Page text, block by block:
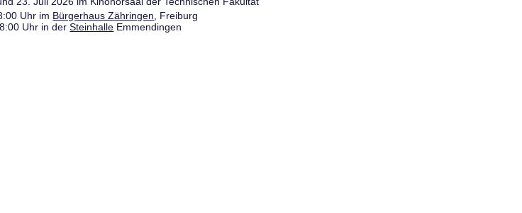
Uhr im Bürgerhaus Zähringen , Freiburg
Uhr in derSteinhalle Emmendingen